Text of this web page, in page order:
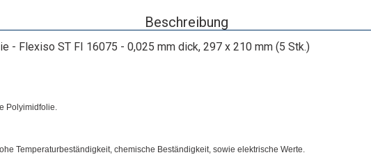
Beschreibung
- Flexiso ST FI 16075 - 0,025 mm dick, 297 x 210 mm (5 Stk.)
Polyimidfolie.
Temperaturbeständigkeit, chemische Beständigkeit, sowie elektrische Werte.